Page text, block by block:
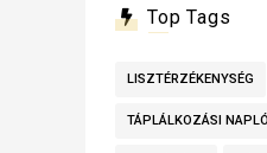
Top Tags
LISZTÉRZÉKENYSÉG
TÁPLÁLKOZÁSI NAPLÓ